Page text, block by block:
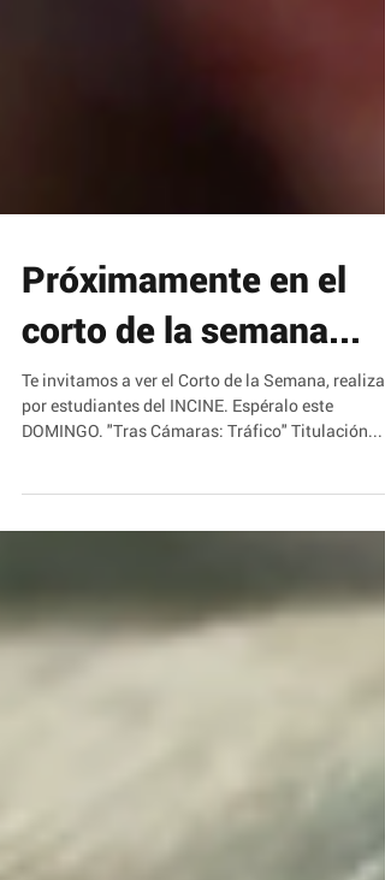
Próximamente en el
corto de la semana...
Te invitamos a ver el Corto de la Semana,
DOMINGO. "Tras Cámaras: Tráfico" Titulación...